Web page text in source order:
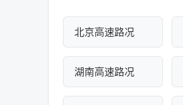
北京高速路况
湖南高速路况